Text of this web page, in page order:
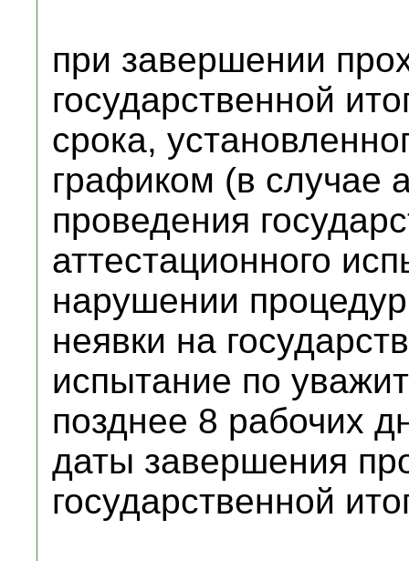
при завершении
государственной
срока,
графиком (в случае
проведения
аттестационного
нарушении
неявки на
испытание по
позднее 8 рабочих
даты завершения
государственной